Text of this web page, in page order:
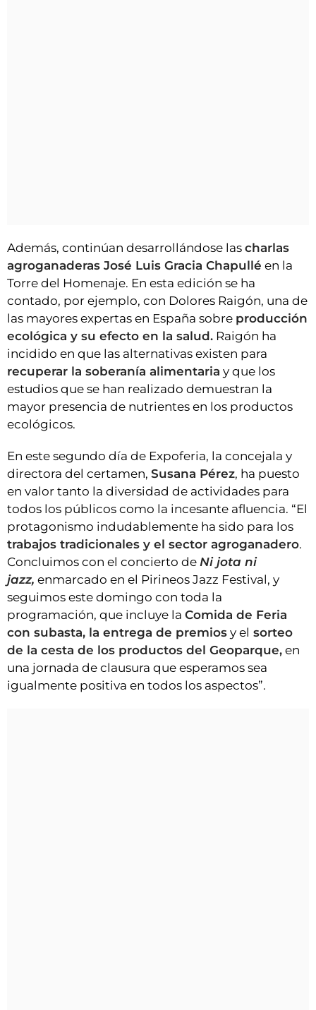
Además, continúan desarrollándose las charlas
agroganaderas José Luis Gracia Chapullé en la
Torre del Homenaje. En esta edición se ha
contado, por ejemplo, con Dolores Raigón, una de
las mayores expertas en España sobre producción
ecológica y su efecto en la salud. Raigón ha
incidido en que las alternativas existen para
recuperar la soberanía alimentaria y que los
estudios que se han realizado demuestran la
mayor presencia de nutrientes en los productos
ecológicos.
En este segundo día de Expoferia, la concejala y
directora del certamen, Susana Pérez, ha puesto
en valor tanto la diversidad de actividades para
todos los públicos como la incesante afluencia. “El
protagonismo indudablemente ha sido para los
trabajos tradicionales y el sector agroganadero.
Concluimos con el concierto de Ni jota ni
jazz, enmarcado en el Pirineos Jazz Festival, y
seguimos este domingo con toda la
programación, que incluye la Comida de Feria
con subasta, la entrega de premios y el sorteo
de la cesta de los productos del Geoparque, en
una jornada de clausura que esperamos sea
igualmente positiva en todos los aspectos”.